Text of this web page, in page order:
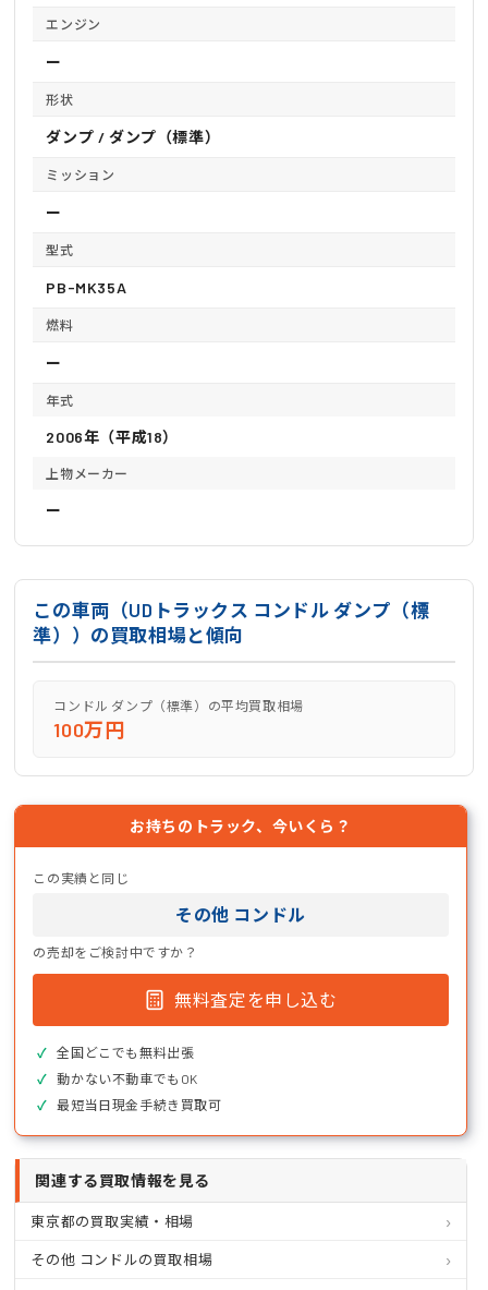
エンジン
ー
形状
ダンプ / ダンプ（標準）
ミッション
ー
型式
PB-MK35A
燃料
ー
年式
2006年（平成18）
上物メーカー
ー
この車両（UDトラックス コンドル ダンプ（標
準））の買取相場と傾向
コンドル ダンプ（標準）の平均買取相場
100万円
お持ちのトラック、今いくら？
この実績と同じ
その他 コンドル
の売却をご検討中ですか？
無料査定を申し込む
全国どこでも無料出張
動かない不動車でもOK
最短当日現金手続き買取可
関連する買取情報を見る
東京都の買取実績・相場
その他 コンドルの買取相場